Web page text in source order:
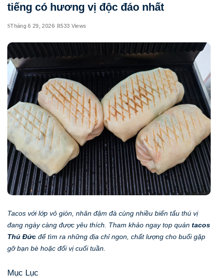
tiếng có hương vị độc đáo nhất
Tháng 6 29, 2026 533 Views
Tacos với lớp vỏ giòn, nhân đậm đà cùng nhiều biến tấu thú vị
đang ngày càng được yêu thích. Tham khảo ngay top quán tacos
Thủ Đức để tìm ra những địa chỉ ngon, chất lượng cho buổi gặp
gỡ bạn bè hoặc đổi vị cuối tuần.
Mục Lục